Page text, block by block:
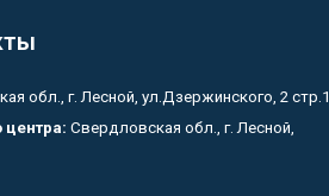
обл., г. Лесной, ул.Дзержинского, 2 стр.1
центра: Свердловская обл., г. Лесной,